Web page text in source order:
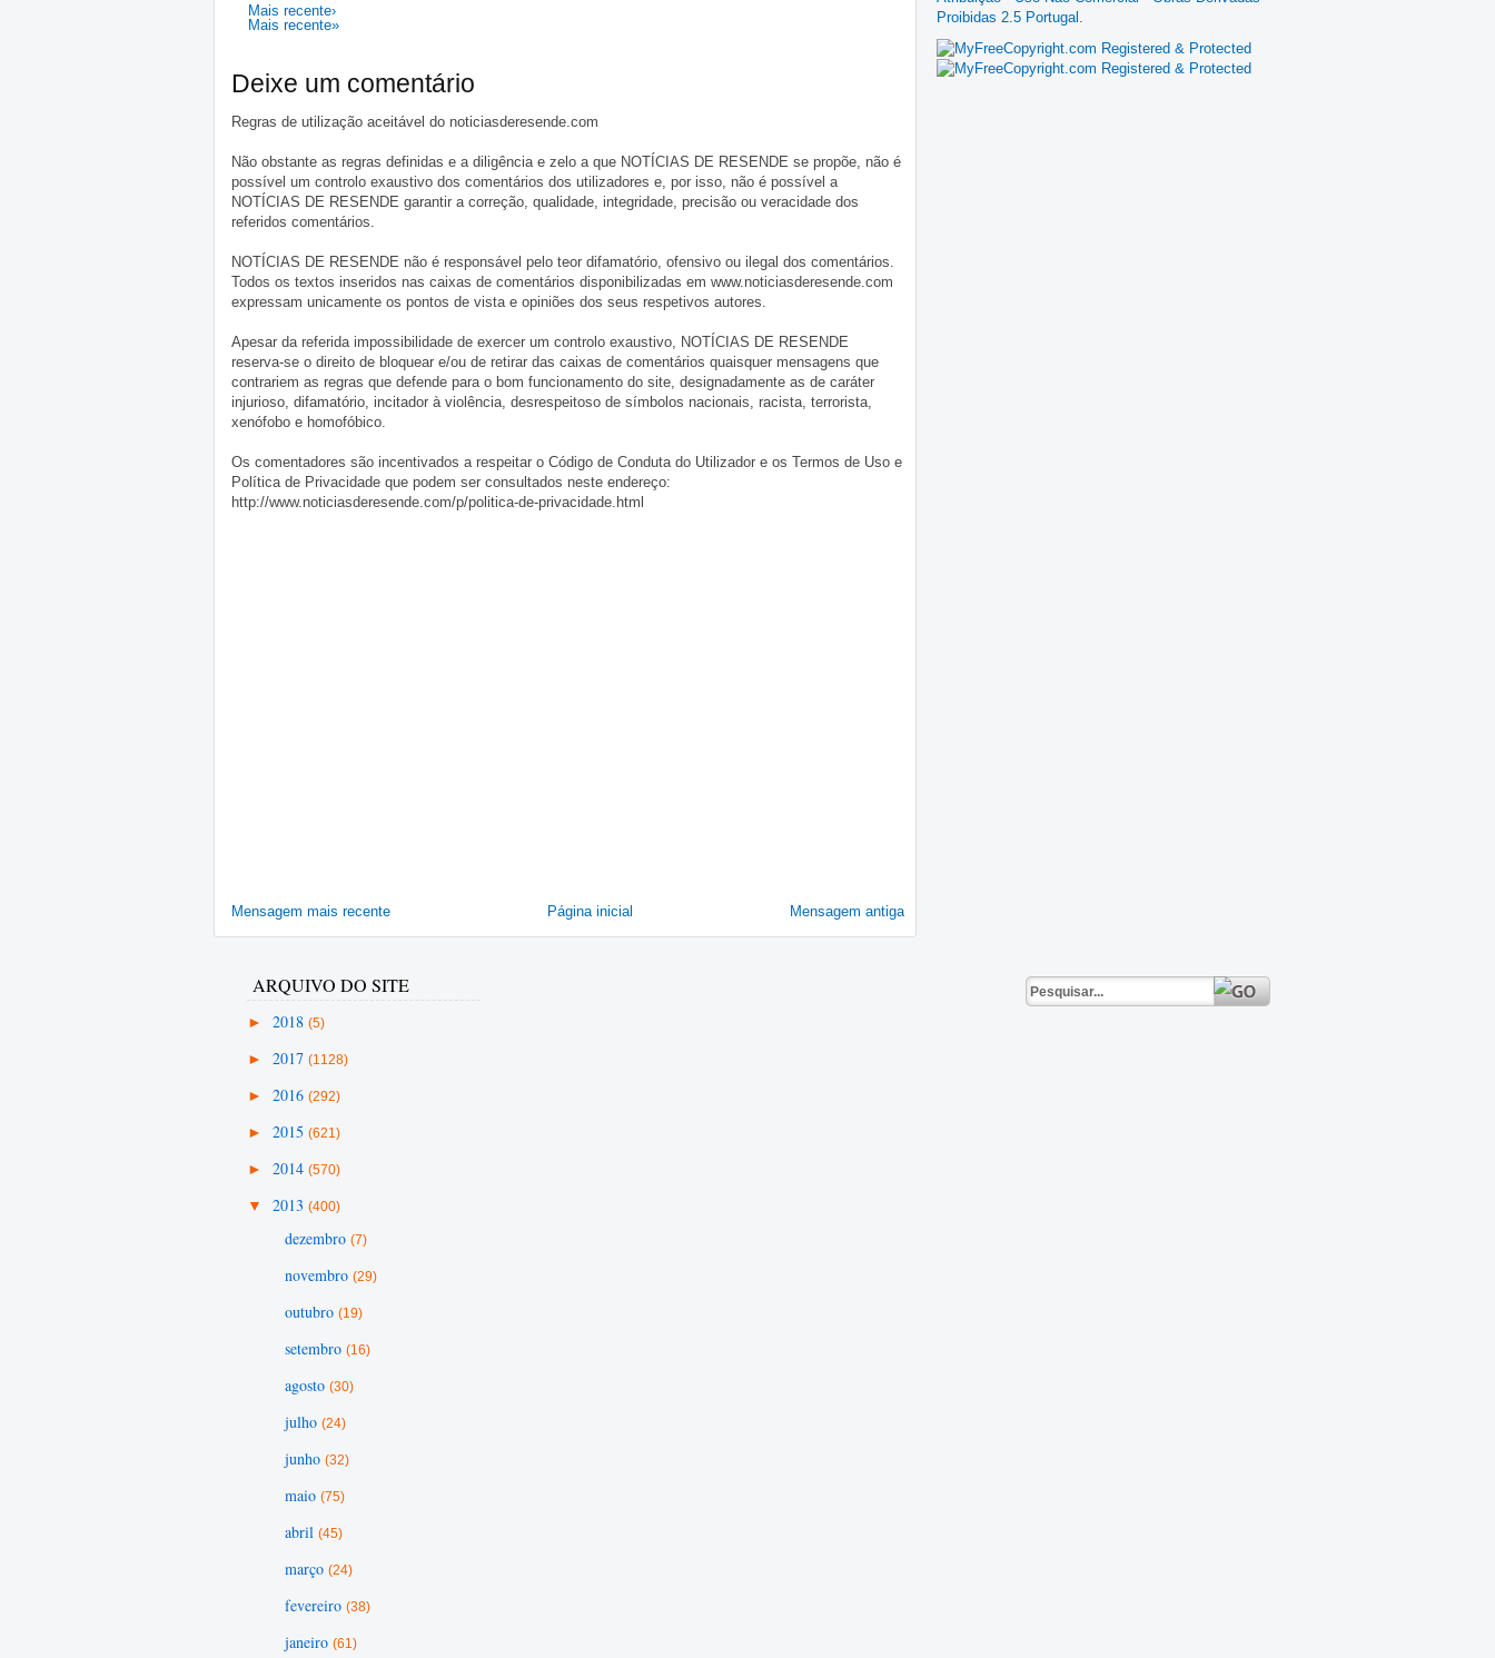
Mais recente›
Mais recente»
Deixe um comentário
Regras de utilização aceitável do noticiasderesende.com
Não obstante as regras definidas e a diligência e zelo a que NOTÍCIAS DE RESENDE se propõe, não é
possível um controlo exaustivo dos comentários dos utilizadores e, por isso, não é possível a
NOTÍCIAS DE RESENDE garantir a correção, qualidade, integridade, precisão ou veracidade dos
referidos comentários.
NOTÍCIAS DE RESENDE não é responsável pelo teor difamatório, ofensivo ou ilegal dos comentários.
Todos os textos inseridos nas caixas de comentários disponibilizadas em www.noticiasderesende.com
expressam unicamente os pontos de vista e opiniões dos seus respetivos autores.
Apesar da referida impossibilidade de exercer um controlo exaustivo, NOTÍCIAS DE RESENDE
reserva-se o direito de bloquear e/ou de retirar das caixas de comentários quaisquer mensagens que
contrariem as regras que defende para o bom funcionamento do site, designadamente as de caráter
injurioso, difamatório, incitador à violência, desrespeitoso de símbolos nacionais, racista, terrorista,
xenófobo e homofóbico.
Os comentadores são incentivados a respeitar o Código de Conduta do Utilizador e os Termos de Uso e
Política de Privacidade que podem ser consultados neste endereço:
http://www.noticiasderesende.com/p/politica-de-privacidade.html
Mensagem mais recente Mensagem antiga
Página inicial
Proibidas 2.5 Portugal
ARQUIVO DO SITE
► 2018 (5)
► 2017 (1128)
► 2016 (292)
► 2015 (621)
► 2014 (570)
▼ 2013 (400)
dezembro (7)
novembro (29)
outubro (19)
setembro (16)
agosto (30)
julho (24)
junho (32)
maio (75)
abril (45)
março (24)
fevereiro (38)
janeiro (61)